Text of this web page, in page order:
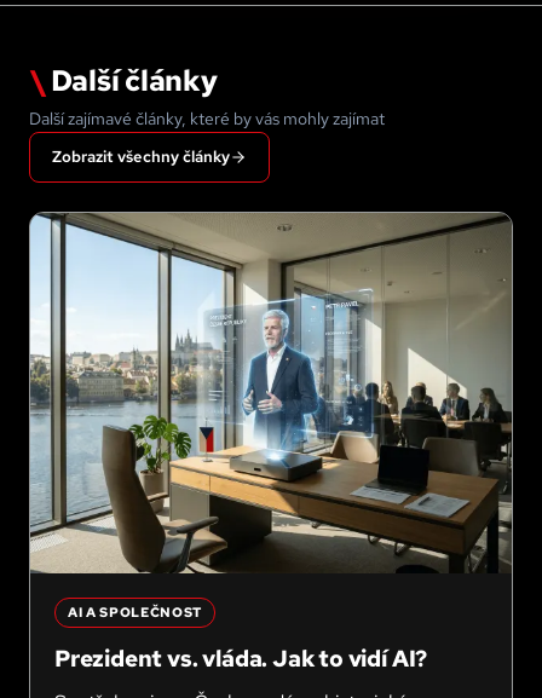
\ Další články
Další zajímavé články, které by vás mohly zajímat
Zobrazit všechny články
AI A SPOLEČNOST
Prezident vs. vláda. Jak to vidí AI?